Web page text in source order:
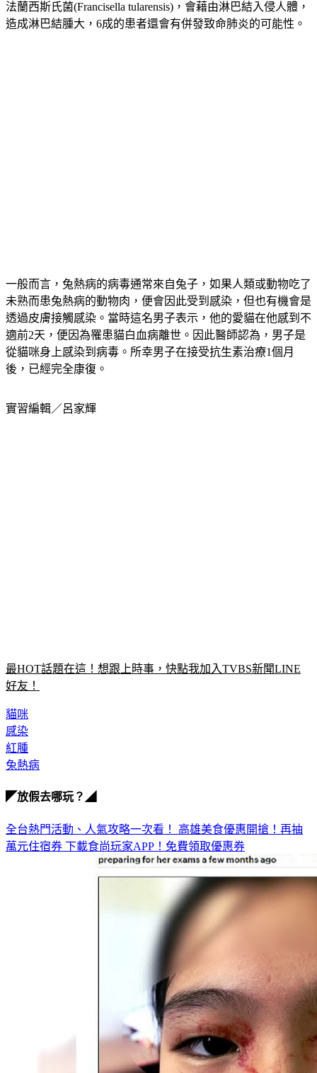
法蘭西斯氏菌(Francisella tularensis)，會藉由淋巴結入侵人體，
造成淋巴結腫大，6成的患者還會有併發致命肺炎的可能性。
一般而言，兔熱病的病毒通常來自兔子，如果人類或動物吃了
未熟而患兔熱病的動物肉，便會因此受到感染，但也有機會是
透過皮膚接觸感染。當時這名男子表示，他的愛貓在他感到不
適前2天，便因為罹患貓白血病離世。因此醫師認為，男子是
從貓咪身上感染到病毒。所幸男子在接受抗生素治療1個月
後，已經完全康復。
實習編輯／呂家輝
最HOT話題在這！想跟上時事，快點我加入TVBS新聞LINE
好友！
貓咪
感染
紅腫
兔熱病
◤放假去哪玩？◢
全台熱門活動、人氣攻略一次看！ 高雄美食優惠開搶！再抽
萬元住宿券 下載食尚玩家APP！免費領取優惠券